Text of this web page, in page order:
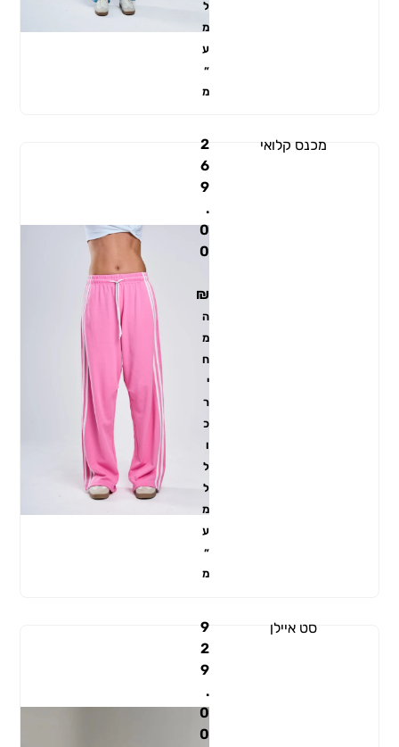
ל
מ
ע
״
מ
2
6
9
.
0
0
₪
ה
מ
ח
י
ר
כ
ו
ל
ל
מ
ע
״
מ
מכנס קלואי
9
2
9
.
0
0
סט איילן